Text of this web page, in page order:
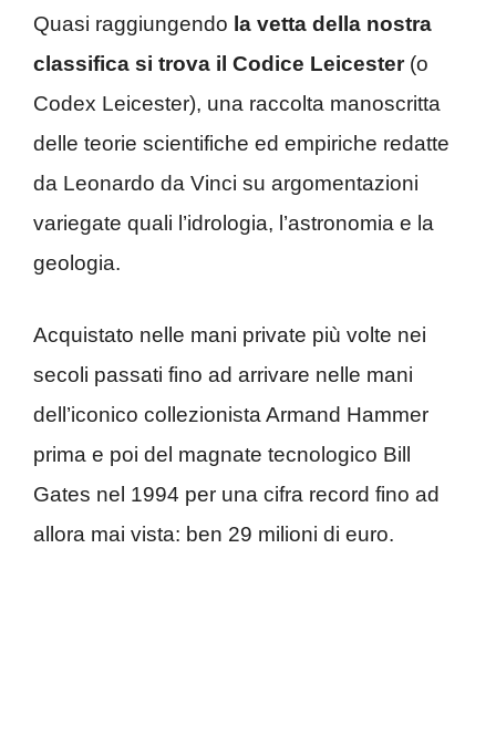
Quasi raggiungendo la vetta della nostra
classifica si trova il Codice Leicester(o
Codex Leicester), una raccolta manoscritta
delle teorie scientifiche ed empiriche redatte
da Leonardo da Vinci su argomentazioni
variegate quali l’idrologia, l’astronomia e la
geologia.
Acquistato nelle mani private più volte nei
secoli passati fino ad arrivare nelle mani
dell’iconico collezionista Armand Hammer
prima e poi del magnate tecnologico Bill
Gates nel 1994 per una cifra record fino ad
allora mai vista: ben 29 milioni di euro.